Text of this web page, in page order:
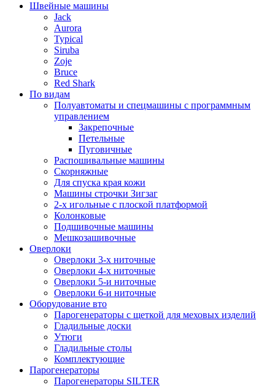
Швейные машины
Jack
Aurora
Typical
Siruba
Zoje
Bruce
Red Shark
По видам
Полуавтоматы и спецмашины с программным
управлением
Закрепочные
Петельные
Пуговичные
Распошивальные машины
Скорняжные
Для спуска края кожи
Машины строчки Зигзаг
2-х игольные с плоской платформой
Колонковые
Подшивочные машины
Мешкозашивочные
Оверлоки
Оверлоки 3-х ниточные
Оверлоки 4-х ниточные
Оверлоки 5-и ниточные
Оверлоки 6-и ниточные
Оборудование вто
Парогенераторы с щеткой для меховых изделий
Гладильные доски
Утюги
Гладильные столы
Комплектующие
Парогенераторы
Парогенераторы SILTER